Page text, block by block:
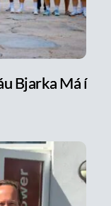
Bjarka Má í